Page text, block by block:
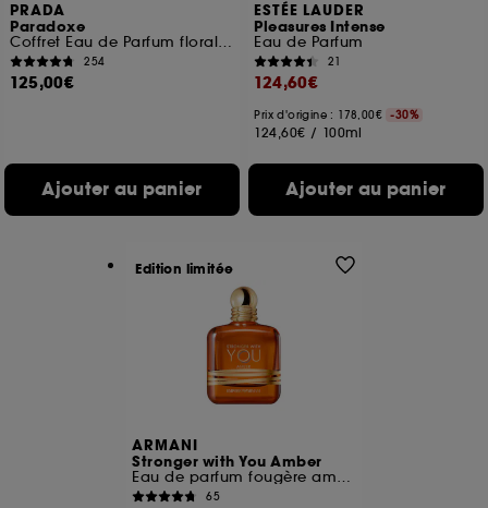
PRADA
Paradoxe
Coffret Eau de Parfum florale ambrée et Baume Astral Pink pour femme
254
125,00€
Ajouter au panier
ESTÉE LAUDER
Pleasures Intense
Eau de Parfum
21
124,60€
Prix d'origine : 178,00€ -30%
124,60€ / 100ml
Ajouter au panier
ARMANI
Stronger with You Amber
Eau de parfum fougère ambrée
65
Edition limitée